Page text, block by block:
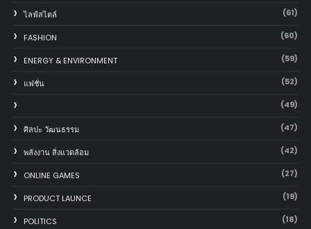
ไลฟ์สไตล์ (61)
FASHION (60)
ENERGY & ENVIRONMENT (59)
แฟชั่น (52)
(49)
ศิลปะ วัฒนธรรม (47)
พลังงาน สิ่งแวดล้อม (42)
ONLINE GAMES (27)
PRODUCT LAUNCE (19)
POLITICS (18)